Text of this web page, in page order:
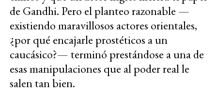
de Gandhi. Pero el planteo razonable —
existiendo maravillosos actores orientales,
¿por qué encajarle prostéticos a un
caucásico?— terminó prestándose a una de
esas manipulaciones que al poder real le
salen tan bien.